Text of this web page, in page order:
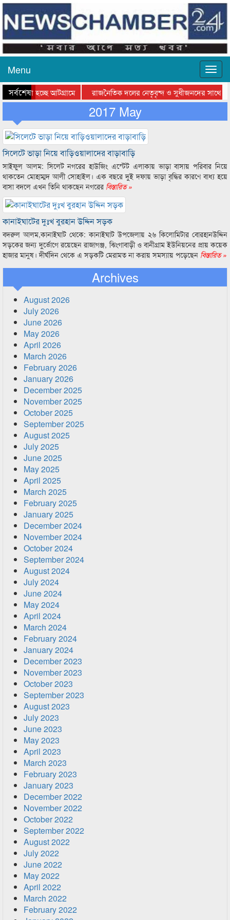
Menu
সর্বশেষ
যাওয়া হচ্ছে আটগ্রামে
রাজনৈতিক দলের নেতৃবৃন্দ ও সুধীজনদের সাথে
সিলেটে বাংলাদেশ গ্রুপ থিয়েটার ফেডারেশানের
2017 May
সিলেটে ভাড়া নিয়ে বাড়িওয়ালাদের বাড়াবাড়ি
সাইফুল আলম: সিলেট নগরের হাউজিং এস্টেট এলাকায় ভাড়া বাসায় পরিবার নিয়ে
থাকতেন মোহাম্মদ আলী সোহাইল। এক বছরে দুই দফায় ভাড়া বৃদ্ধির কারণে বাধ্য হয়ে
বাসা বদলে এখন তিনি থাকছেন নগরের বিস্তারিত »
কানাইঘাটের দুঃখ বুরহান উদ্দিন সড়ক
বদরুল আলম,কানাইঘাট থেকে: কানাইঘাট উপজেলায় ২৬ কিলোমিটার বোরহানউদ্দিন
সড়কের জন্য দুর্ভোগে রয়েছেন রাজাগঞ্জ, ঝিংগাবাড়ী ও বানীগ্রাম ইউনিয়নের প্রায় কয়েক
হাজার মানুষ। দীর্ঘদিন থেকে এ সড়কটি মেরামত না করায় সমস্যায় পড়েছেন বিস্তারিত »
Archives
August 2026
July 2026
June 2026
May 2026
April 2026
March 2026
February 2026
January 2026
December 2025
November 2025
October 2025
September 2025
August 2025
July 2025
June 2025
May 2025
April 2025
March 2025
February 2025
January 2025
December 2024
November 2024
October 2024
September 2024
August 2024
July 2024
June 2024
May 2024
April 2024
March 2024
February 2024
January 2024
December 2023
November 2023
October 2023
September 2023
August 2023
July 2023
June 2023
May 2023
April 2023
March 2023
February 2023
January 2023
December 2022
November 2022
October 2022
September 2022
August 2022
July 2022
June 2022
May 2022
April 2022
March 2022
February 2022